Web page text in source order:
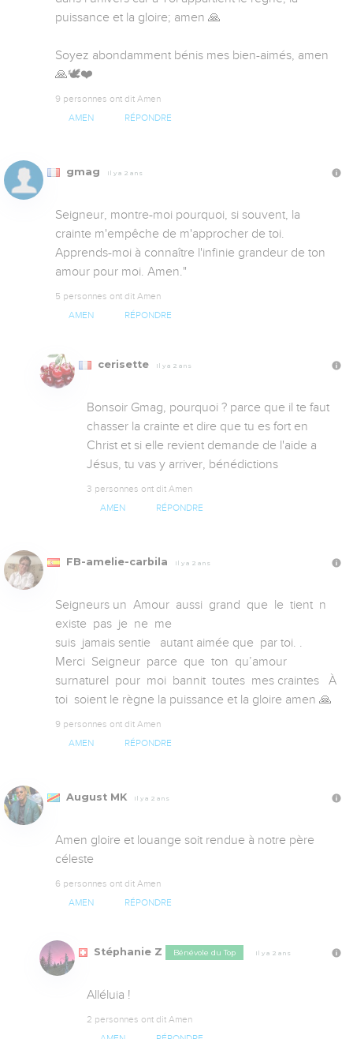
puissance et la gloire; amen 🙏
Soyez abondamment bénis mes bien-aimés, amen
🙏🕊️❤️
9 personnes ont dit Amen
AMEN RÉPONDRE
gmag Il y a 2 ans
Seigneur, montre-moi pourquoi, si souvent, la
crainte m'empêche de m'approcher de toi.
Apprends-moi à connaître l'infinie grandeur de ton
amour pour moi. Amen."
5 personnes ont dit Amen
AMEN RÉPONDRE
cerisette Il y a 2 ans
Bonsoir Gmag, pourquoi ? parce que il te faut
chasser la crainte et dire que tu es fort en
Christ et si elle revient demande de l'aide a
Jésus, tu vas y arriver, bénédictions
3 personnes ont dit Amen
AMEN RÉPONDRE
FB-amelie-carbila Il y a 2 ans
Seigneurs un  Amour  aussi  grand  que  le  tient  n
existe  pas  je  ne  me
suis  jamais sentie   autant aimée que  par toi. .
Merci  Seigneur  parce  que  ton  qu’amour
surnaturel  pour  moi  bannit  toutes  mes craintes   À
toi  soient le règne la puissance et la gloire amen 🙏
9 personnes ont dit Amen
AMEN RÉPONDRE
August MK Il y a 2 ans
Amen gloire et louange soit rendue à notre père
céleste
6 personnes ont dit Amen
AMEN RÉPONDRE
Stéphanie Z Bénévole du Top Il y a 2 ans
Alléluia !
2 personnes ont dit Amen